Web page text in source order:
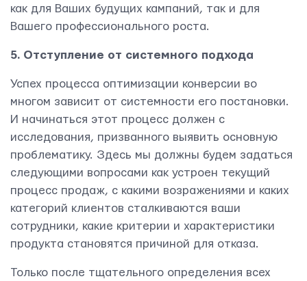
как для Ваших будущих кампаний, так и для
Вашего профессионального роста.
5. Отступление от системного подхода
Успех процесса оптимизации конверсии во
многом зависит от системности его постановки.
И начинаться этот процесс должен с
исследования, призванного выявить основную
проблематику. Здесь мы должны будем задаться
следующими вопросами как устроен текущий
процесс продаж, с какими возражениями и каких
категорий клиентов сталкиваются ваши
сотрудники, какие критерии и характеристики
продукта становятся причиной для отказа.
Только после тщательного определения всех